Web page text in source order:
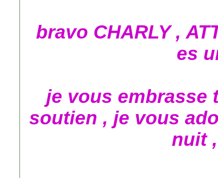
bravo CHARLY ,
es
je vous embrasse
soutien , je vous
nuit